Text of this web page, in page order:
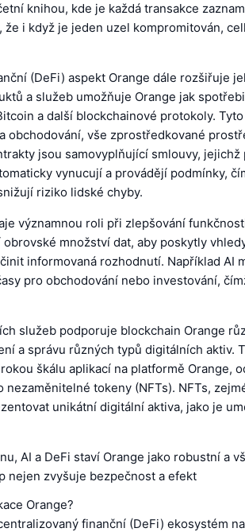
knihou, kde je každá transakce
že i když je jeden uzel kompromitován,
(DeFi) aspekt Orange dále rozšiřuje
a služeb umožňuje Orange jak
a další blockchainové protokoly.
obchodování, vše zprostředkované
jsou samovyplňující smlouvy,
vynucují a provádějí podmínky,
riziko lidské chyby.
významnou roli při zlepšování
množství dat, aby poskytly
informovaná rozhodnutí. Například AI
pro obchodování nebo investování,
služeb podporuje blockchain Orange
a správu různých typů digitálních aktiv.
škálu aplikací na platformě Orange,
nezaměnitelné tokeny (NFTs). NFTs,
unikátní digitální aktiva, jako je
AI a DeFi staví Orange jako robustní a
nejen zvyšuje bezpečnost a efekt
Orange?
finanční (DeFi) ekosystém